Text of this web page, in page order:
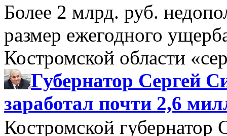
Более 2 млрд. руб.
размер ежегодного
Костромской области
Губернатор Сергей
заработал почти 2,6
Костромской губернатор